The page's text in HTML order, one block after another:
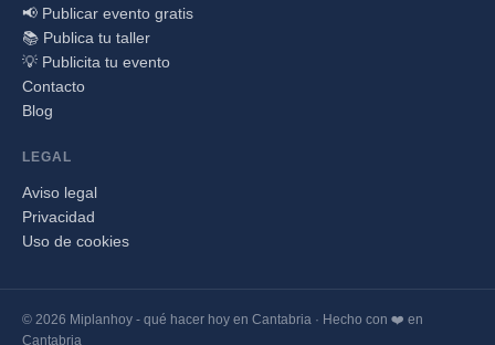
📢 Publicar evento gratis
📚 Publica tu taller
💡 Publicita tu evento
Contacto
Blog
LEGAL
Aviso legal
Privacidad
Uso de cookies
© 2026 Miplanhoy - qué hacer hoy en Cantabria · Hecho con ❤️ en
Cantabria